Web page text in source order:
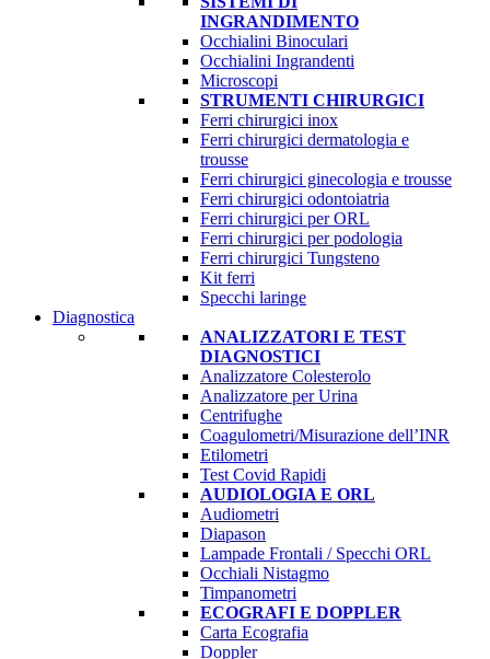
INGRANDIMENTO
Occhialini Binoculari
Occhialini Ingrandenti
Microscopi
STRUMENTI CHIRURGICI
Ferri chirurgici inox
Ferri chirurgici dermatologia e
trousse
Ferri chirurgici ginecologia e trousse
Ferri chirurgici odontoiatria
Ferri chirurgici per ORL
Ferri chirurgici per podologia
Ferri chirurgici Tungsteno
Kit ferri
Specchi laringe
Diagnostica
ANALIZZATORI E TEST
DIAGNOSTICI
Analizzatore Colesterolo
Analizzatore per Urina
Centrifughe
Coagulometri/Misurazione dell’INR
Etilometri
Test Covid Rapidi
AUDIOLOGIA E ORL
Audiometri
Diapason
Lampade Frontali / Specchi ORL
Occhiali Nistagmo
Timpanometri
ECOGRAFI E DOPPLER
Carta Ecografia
Doppler